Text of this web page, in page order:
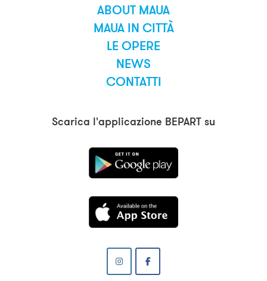
ABOUT MAUA
MAUA IN CITTÀ
LE OPERE
NEWS
CONTATTI
Scarica l'applicazione BEPART su